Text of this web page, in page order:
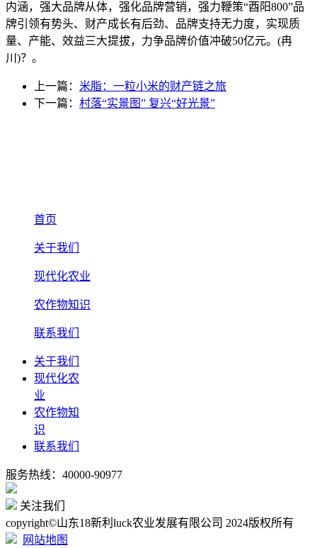
内涵，强大品牌从体，强化品牌营销，强力鞭策“酉阳800”品
牌引领有势头、财产成长有后劲、品牌支持无力度，实现质
量、产能、效益三大提拔，力争品牌价值冲破50亿元。(冉
川)？。
上一篇： 米脂：一粒小米的财产链之旅
下一篇： 村落“实景图” 复兴“好光景”
首页
关于我们
现代化农业
农作物知识
联系我们
关于我们
现代化农
业
农作物知
识
联系我们
服务热线：40000-90977
关注我们
copyright©山东18新利luck农业发展有限公司 2024版权所有
网站地图